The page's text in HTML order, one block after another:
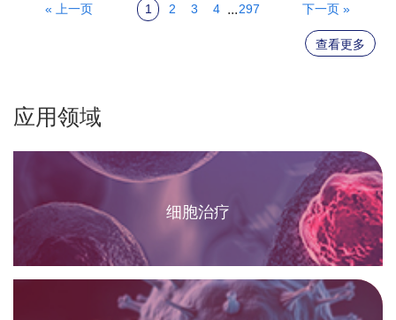
« 上一页 1 2 3 4 ...297 下一页 »
查看更多
应用领域
细胞治疗